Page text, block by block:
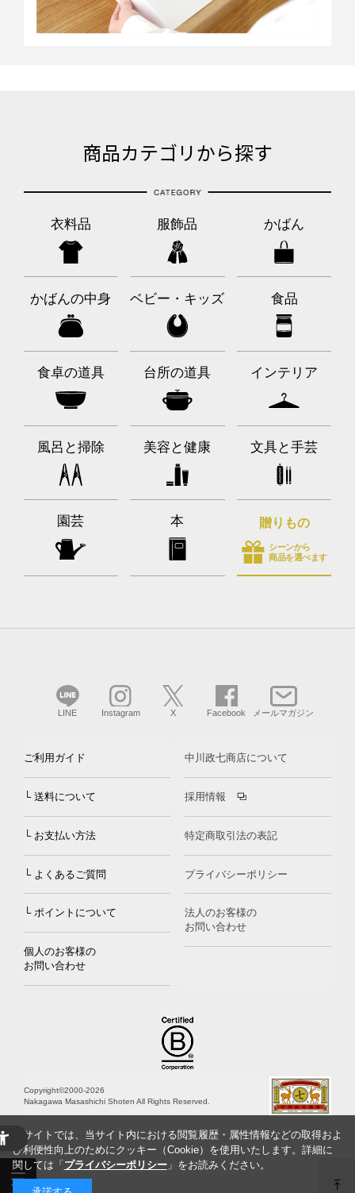
商品カテゴリから探す
衣料品 服飾品 かばん
かばんの中身 ベビー・キッズ 食品
食卓の道具 台所の道具 インテリア
風呂と掃除 美容と健康 文具と手芸
園芸 本 贈りもの
シーンから
商品を選べます
LINE Instagram X Facebook メールマガジン
ご利用ガイド
└ 送料について
└ お支払い方法
└ よくあるご質問
└ ポイントについて
個人のお客様の
お問い合わせ
中川政七商店について
採用情報
特定商取引法の表記
プライバシーポリシー
法人のお客様の
お問い合わせ
Copyright©2000-2026
Nakagawa Masashichi Shoten All Rights Reserved.
当サイトでは、当サイト内における閲覧履歴・属性情報などの取得およ
び利便性向上のためにクッキー（Cookie）を使用いたします。詳細に
関しては「 プライバシーポリシー」をお読みください。